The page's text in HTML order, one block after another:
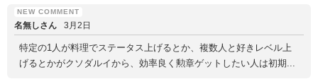
名無しさん 3月2日
特定の1人が料理でステータス上げるとか、複数人と好きレベル上
げるとかがクソダルイから、効率良く勲章ゲットしたい人は初期...